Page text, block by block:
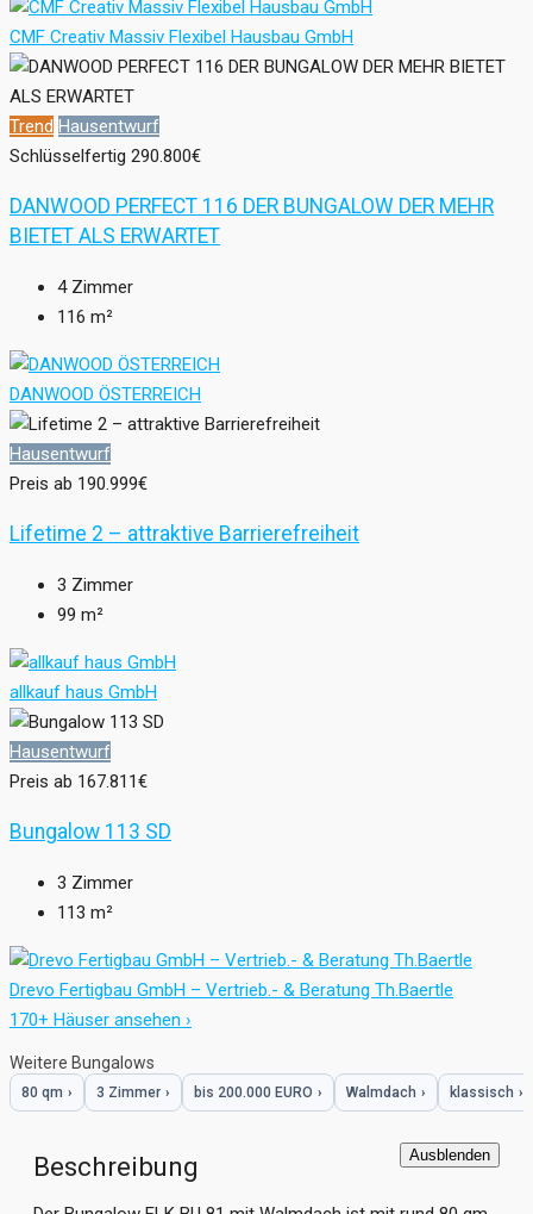
CMF Creativ Massiv Flexibel Hausbau GmbH
Trend Hausentwurf
Schlüsselfertig 290.800€
DANWOOD PERFECT 116 DER BUNGALOW DER MEHR
BIETET ALS ERWARTET
4 Zimmer
116 m²
DANWOOD ÖSTERREICH
Hausentwurf
Preis ab 190.999€
Lifetime 2 – attraktive Barrierefreiheit
3 Zimmer
99 m²
allkauf haus GmbH
Hausentwurf
Preis ab 167.811€
Bungalow 113 SD
3 Zimmer
113 m²
Drevo Fertigbau GmbH – Vertrieb.- & Beratung Th.Baertle
170+ Häuser ansehen ›
Weitere Bungalows
80 qm › 3 Zimmer › bis 200.000 EURO › Walmdach › klassisch ›
Beschreibung Ausblenden